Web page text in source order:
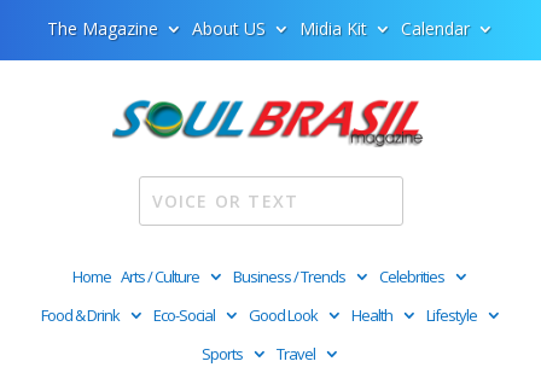
The Magazine About US Midia Kit Calendar
Home Arts / Culture Business / Trends
Celebrities
Food & Drink
Eco-Social Good Look Health
Lifestyle
Sports
Travel